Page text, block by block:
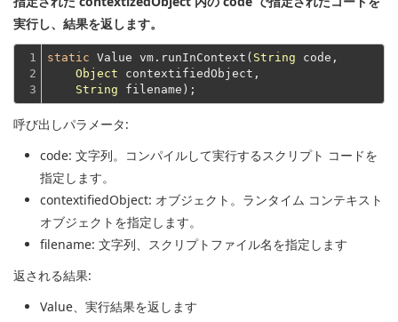
実行し、結果を返します。
1
2
3
static Value vm.runInContext( String code,
Object contextifiedObject,
String
呼び出しパラメータ:
code: 文字列。コンパイルして実行するスクリプト コードを
指定します。
contextifiedObject: オブジェクト。ランタイム コンテキスト
オブジェクトを指定します。
filename: 文字列、スクリプトファイル名を指定します
返される結果:
Value、実行結果を返します